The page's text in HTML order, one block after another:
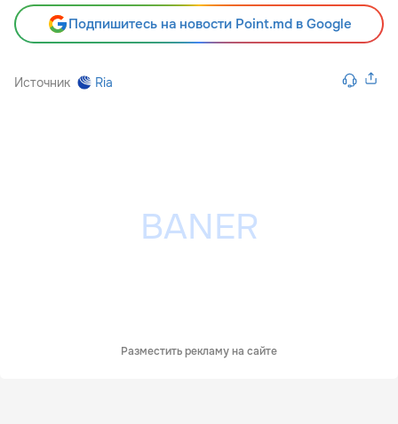
Подпишитесь на новости Point.md в Google
Источник Ria
Разместить рекламу на сайте